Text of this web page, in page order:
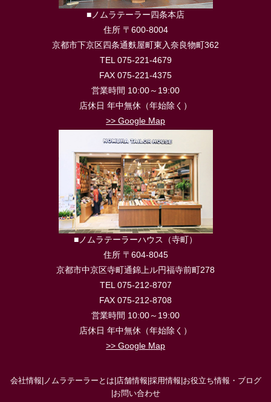
■ノムラテーラー四条本店
住所 〒600-8004
京都市下京区四条通麩屋町東入奈良物町362
TEL 075-221-4679
FAX 075-221-4375
営業時間 10:00～19:00
店休日 年中無休（年始除く）
>> Google Map
■ノムラテーラーハウス（寺町）
住所 〒604-8045
京都市中京区寺町通錦上ル円福寺前町278
TEL 075-212-8707
FAX 075-212-8708
営業時間 10:00～19:00
店休日 年中無休（年始除く）
>> Google Map
会社情報 ノムラテーラーとは 店舗情報 採用情報 お役立ち情報・ブログ
お問い合わせ